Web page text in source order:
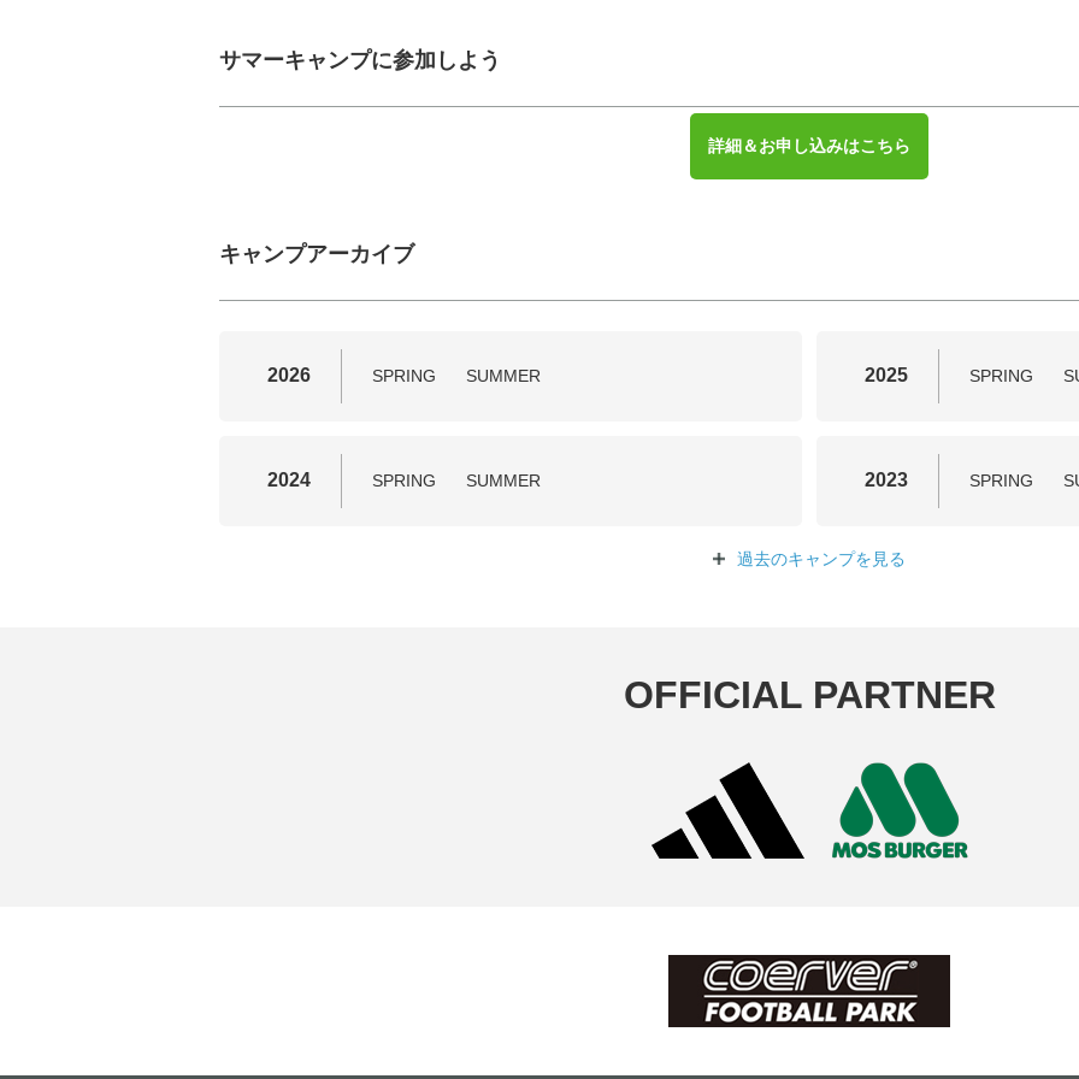
サマーキャンプに参加しよう
詳細＆お申し込みはこちら
キャンプアーカイブ
2026 SPRING SUMMER 2025 SPRING
2024 SPRING SUMMER 2023 SPRING
過去のキャンプを 見る
OFFICIAL PARTNER